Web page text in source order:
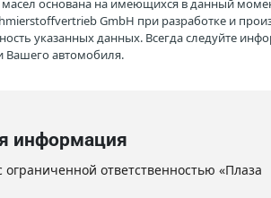
основана на имеющихся в данный
GmbH при разработке и
указанных данных. Всегда следуйте
Вашего автомобиля.
информация
ограниченной ответственностью «Плаза